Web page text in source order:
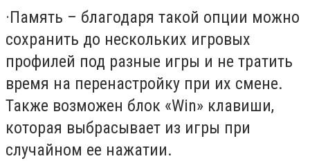
·Память – благодаря такой опции можно
сохранить до нескольких игровых
профилей под разные игры и не тратить
время на перенастройку при их смене.
Также возможен блок «Win» клавиши,
которая выбрасывает из игры при
случайном ее нажатии.